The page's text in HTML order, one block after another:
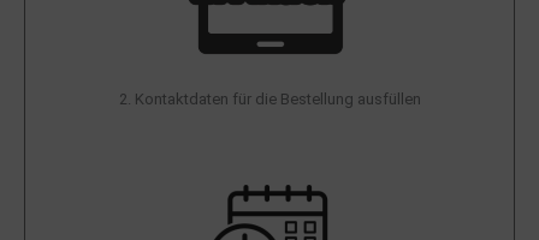
2. Kontaktdaten für die Bestellung ausfüllen